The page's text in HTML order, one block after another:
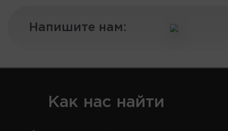
Напишите нам:
Как нас найти